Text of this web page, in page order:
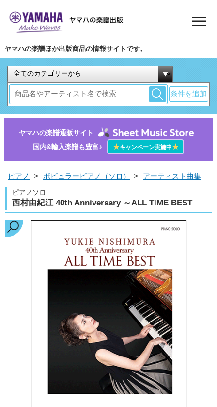
ヤマハの楽譜ほか出版商品の情報サイトです。
条件を追加
ヤマハの楽譜通販サイト
国内&輸入楽譜も豊富♪
★キャンペーン実施中★
ピアノ > ポピュラーピアノ（ソロ） > アーティスト曲集
ピアノソロ
西村由紀江 40th Anniversary ～ALL TIME BEST